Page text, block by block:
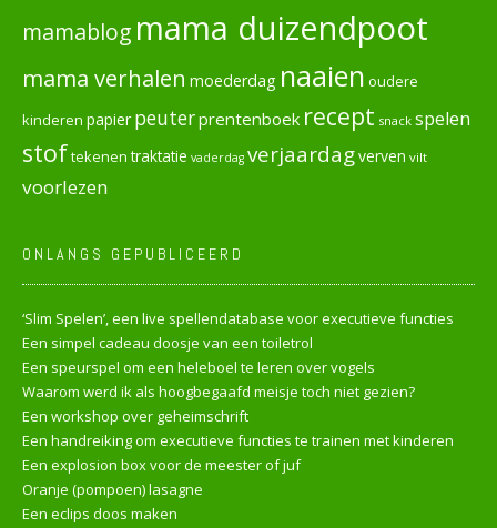
mamablog mama duizendpoot
mama verhalen moederdag naaien oudere
kinderen papier peuterprentenboek recept snack spelen
stoftekenen traktatie vaderdag verjaardagverven vilt
voorlezen
ONLANGS GEPUBLICEERD
‘Slim Spelen’, een live spellendatabase voor executieve functies
Een simpel cadeau doosje van een toiletrol
Een speurspel om een heleboel te leren over vogels
Waarom werd ik als hoogbegaafd meisje toch niet gezien?
Een workshop over geheimschrift
Een handreiking om executieve functies te trainen met kinderen
Een explosion box voor de meester of juf
Oranje (pompoen) lasagne
Een eclips doos maken